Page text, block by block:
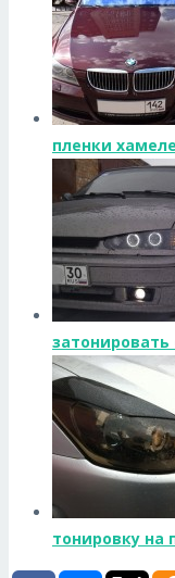
пленки
тонировку на